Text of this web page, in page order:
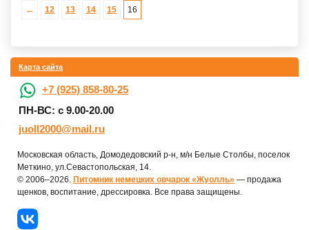
← 12 13 14 15 16
Карта сайта
+7 (925) 858-80-25
ПН-ВС: с 9.00-20.00
juoll2000@mail.ru
Московская область, Домодедовский р-н, м/н Белые Столбы, поселок
Меткино, ул.Севастопольская, 14.
© 2006–2026. Питомник немецких овчарок «Жуолль» — продажа
щенков, воспитание, дрессировка. Все права защищены.